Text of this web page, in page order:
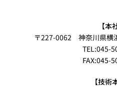
【本
〒227-0062 神奈川県横
TEL:045-
FAX:045-
【技術